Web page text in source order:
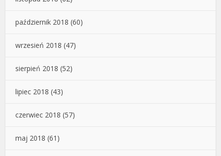
październik 2018 (60)
wrzesień 2018 (47)
sierpień 2018 (52)
lipiec 2018 (43)
czerwiec 2018 (57)
maj 2018 (61)